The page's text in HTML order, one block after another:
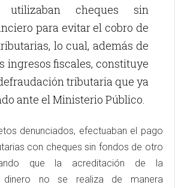
utilizaban cheques sin
para evitar el cobro de
lo cual, además de
ingresos fiscales, constituye
tributaria que ya
ante el Ministerio Público.
denunciados, efectuaban el pago
con cheques sin fondos de otro
que la acreditación de la
dinero no se realiza de manera